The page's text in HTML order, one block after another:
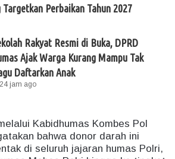
Targetkan Perbaikan Tahun 2027
Rakyat Resmi di Buka, DPRD
Ajak Warga Kurang Mampu Tak
Daftarkan Anak
24 jam ago
Kabidhumas Kombes Pol
bahwa donor darah ini
di seluruh jajaran humas Polri,